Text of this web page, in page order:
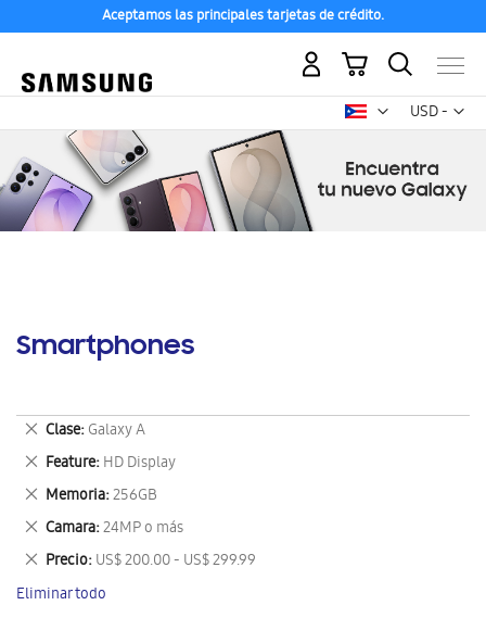
Aceptamos las principales tarjetas de crédito.
USD -
dólar
Mi carrito
Smartphones
Clase Galaxy A
Eliminar
este
artículo
Feature HD Display
Eliminar
este
artículo
Memoria 256GB
Eliminar
este
artículo
Camara 24MP o más
Eliminar
este
artículo
Precio US$ 200.00 - US$ 299.99
Eliminar
este
artículo
Eliminar todo